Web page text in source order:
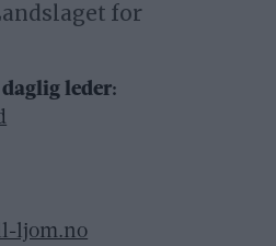
for
leder:
ljom.no